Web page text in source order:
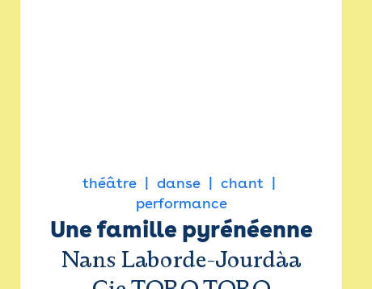
théâtre danse
chant
performance
Une famille pyrénéenne
Nans Laborde-Jourdàa